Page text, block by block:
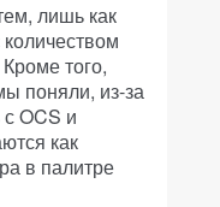
лишь как
того,
поняли, из-за
OCS и
как
в палитре